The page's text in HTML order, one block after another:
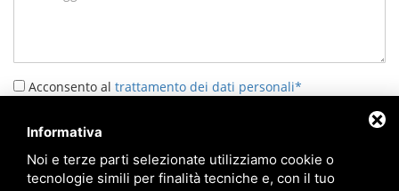
Acconsento al trattamento dei dati personali*
Informativa
Noi e terze parti selezionate utilizziamo cookie o
tecnologie simili per finalità tecniche e, con il tuo